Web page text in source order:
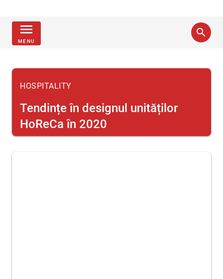
menu
MENU
search
HOSPITALITY
Tendințe în designul unităților
HoReCa în 2020